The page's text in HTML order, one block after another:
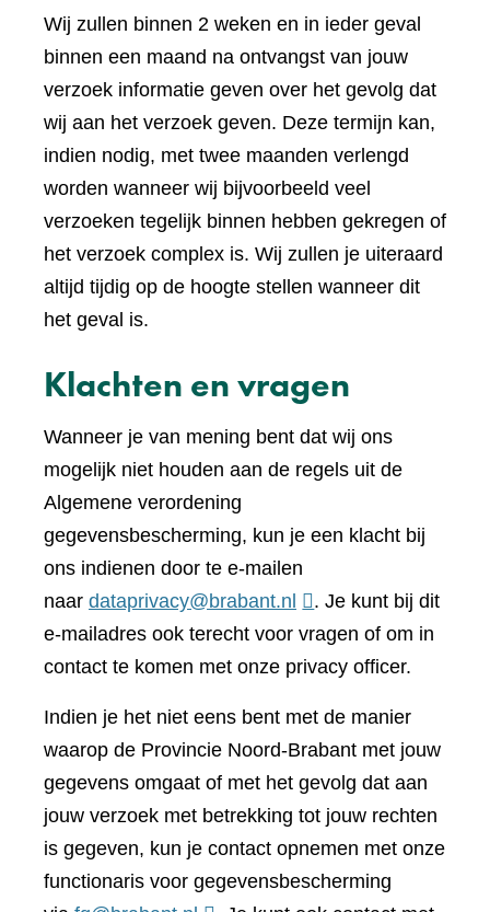
Wij zullen binnen 2 weken en in ieder geval
binnen een maand na ontvangst van jouw
verzoek informatie geven over het gevolg dat
wij aan het verzoek geven. Deze termijn kan,
indien nodig, met twee maanden verlengd
worden wanneer wij bijvoorbeeld veel
verzoeken tegelijk binnen hebben gekregen of
het verzoek complex is. Wij zullen je uiteraard
altijd tijdig op de hoogte stellen wanneer dit
het geval is.
Klachten en vragen
Wanneer je van mening bent dat wij ons
mogelijk niet houden aan de regels uit de
Algemene verordening
gegevensbescherming, kun je een klacht bij
ons indienen door te e-mailen
naar dataprivacy@brabant.nl
. Je kunt bij dit
e-mailadres ook terecht voor vragen of om in
contact te komen met onze privacy officer.
Indien je het niet eens bent met de manier
waarop de Provincie Noord-Brabant met jouw
gegevens omgaat of met het gevolg dat aan
jouw verzoek met betrekking tot jouw rechten
is gegeven, kun je contact opnemen met onze
functionaris voor gegevensbescherming